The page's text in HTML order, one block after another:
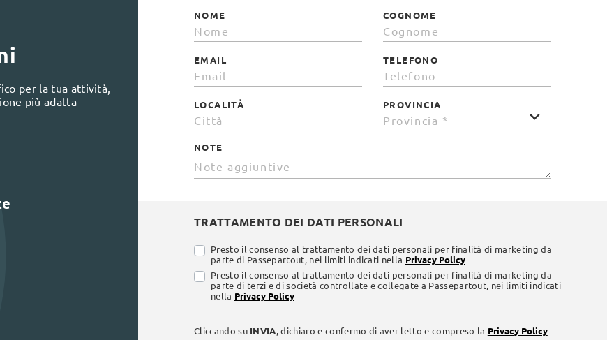
per la tua attività,
più adatta
NOME COGNOME
EMAIL TELEFONO
LOCALITÀ PROVINCIA
NOTE
TRATTAMENTO DEI DATI PERSONALI
Presto il consenso al trattamento dei dati personali per finalità di marketing da
parte di Passepartout, nei limiti indicati nella Privacy Policy
Presto il consenso al trattamento dei dati personali per finalità di marketing da
parte di terzi e di società controllate e collegate a Passepartout, nei limiti indicati
nella Privacy Policy
Cliccando su INVIA, dichiaro e confermo di aver letto e compreso la Privacy Policy